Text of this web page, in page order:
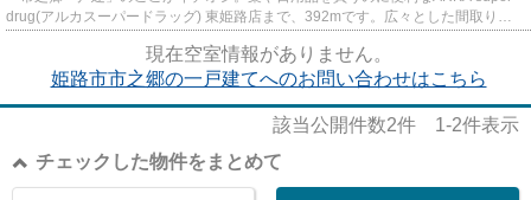
drug(アルカスーパードラッグ) 東姫路店まで、392mです。広々とした間取りが
魅力的な、開放感のある一戸建...
現在空室情報がありません。
姫路市市之郷の一戸建てへのお問い合わせはこちら
該当公開件数2件 1-2件表示
チェックした物件をまとめて